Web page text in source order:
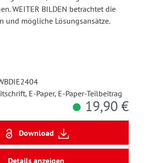
WEITER BILDEN betrachtet die
und mögliche Lösungsansätze.
E-Paper, E-Paper-Teilbeitrag
19,90 €
Download
Details anzeigen